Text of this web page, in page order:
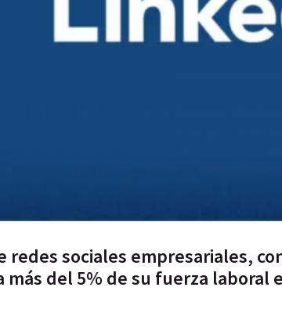
redes sociales empresariales,
más del 5% de su fuerza